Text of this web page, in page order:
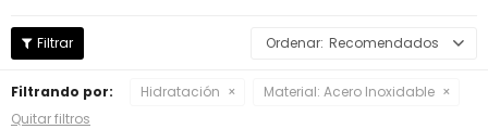
Recomendados
Filtrando por: Hidratación Material: Acero Inoxidable
Quitar filtros